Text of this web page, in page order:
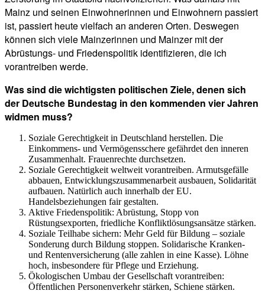
Mainz und seinen Einwohnerinnen und Einwohnern passiert
ist, passiert heute vielfach an anderen Orten. Deswegen
können sich viele Mainzerinnen und Mainzer mit der
Abrüstungs- und Friedenspolitik identifizieren, die ich
vorantreiben werde.
Was sind die wichtigsten politischen Ziele, denen sich
der Deutsche Bundestag in den kommenden vier Jahren
widmen muss?
Soziale Gerechtigkeit in Deutschland herstellen. Die
Einkommens- und Vermögensschere gefährdet den inneren
Zusammenhalt. Frauenrechte durchsetzen.
Soziale Gerechtigkeit weltweit vorantreiben. Armutsgefälle
abbauen, Entwicklungszusammenarbeit ausbauen, Solidarität
aufbauen. Natürlich auch innerhalb der EU.
Handelsbeziehungen fair gestalten.
Aktive Friedenspolitik: Abrüstung, Stopp von
Rüstungsexporten, friedliche Konfliktlösungsansätze stärken.
Soziale Teilhabe sichern: Mehr Geld für Bildung – soziale
Sonderung durch Bildung stoppen. Solidarische Kranken-
und Rentenversicherung (alle zahlen in eine Kasse). Löhne
hoch, insbesondere für Pflege und Erziehung.
Ökologischen Umbau der Gesellschaft vorantreiben:
Öffentlichen Personenverkehr stärken, Schiene stärken.